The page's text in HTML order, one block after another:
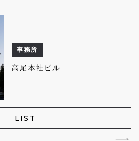
事務所
高尾本社ビル
LIST